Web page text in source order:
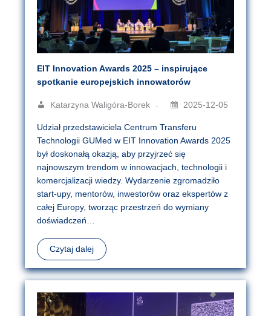
EIT Innovation Awards 2025 – inspirujące
spotkanie europejskich innowatorów
Katarzyna Waligóra-Borek 2025-12-05
Udział przedstawiciela Centrum Transferu
Technologii GUMed w EIT Innovation Awards 2025
był doskonałą okazją, aby przyjrzeć się
najnowszym trendom w innowacjach, technologii i
komercjalizacji wiedzy. Wydarzenie zgromadziło
start-upy, mentorów, inwestorów oraz ekspertów z
całej Europy, tworząc przestrzeń do wymiany
doświadczeń…
Czytaj dalej